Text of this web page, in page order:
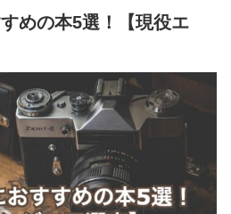
めの本5選！【現役エ